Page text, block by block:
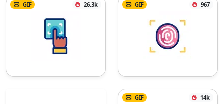
GIF 26.3k GIF 967
GIF 14k